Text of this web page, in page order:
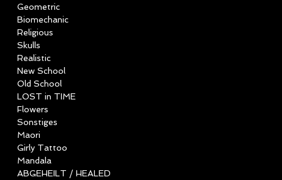
Geometric
Biomechanic
Religious
Skulls
Realistic
New School
Old School
LOST in TIME
Flowers
Sonstiges
Maori
Girly Tattoo
Mandala
ABGEHEILT / HEALED